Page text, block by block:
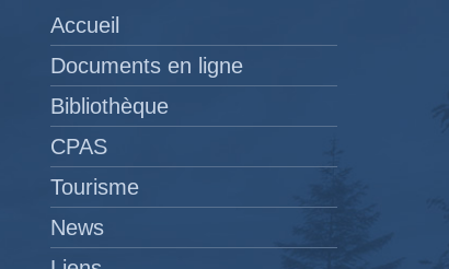
Accueil
Documents en ligne
Bibliothèque
CPAS
Tourisme
News